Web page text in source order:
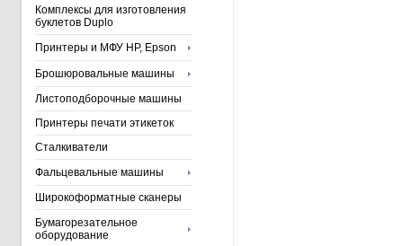
Комплексы для изготовления
буклетов Duplo
Принтеры и МФУ HP, Epson
Брошюровальные машины
Листоподборочные машины
Принтеры печати этикеток
Сталкиватели
Фальцевальные машины
Широкоформатные сканеры
Бумагорезательное
оборудование